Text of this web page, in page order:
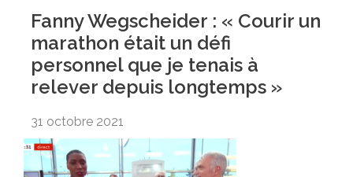
Fanny Wegscheider : « Courir un
marathon était un défi
personnel que je tenais à
relever depuis longtemps »
31 octobre 2021